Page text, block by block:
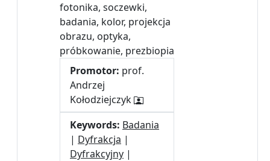
fotonika, soczewki,
badania, kolor, projekcja
obrazu, optyka,
próbkowanie, prezbiopia
Promotor: prof.
Andrzej
Kołodziejczyk
Keywords: Badania
| Dyfrakcja |
Dyfrakcyjny |